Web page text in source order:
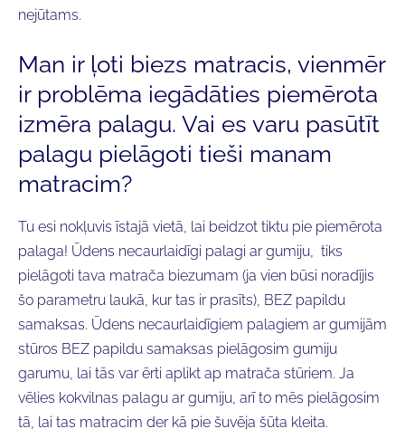
nejūtams.
Man ir ļoti biezs matracis, vienmēr
ir problēma iegādāties piemērota
izmēra palagu. Vai es varu pasūtīt
palagu pielāgoti tieši manam
matracim?
Tu esi nokļuvis īstajā vietā, lai beidzot tiktu pie piemērota
palaga! Ūdens necaurlaidīgi palagi ar gumiju, tiks
pielāgoti tava matrača biezumam (ja vien būsi noradījis
šo parametru laukā, kur tas ir prasīts), BEZ papildu
samaksas. Ūdens necaurlaidīgiem palagiem ar gumijām
stūros BEZ papildu samaksas pielāgosim gumiju
garumu, lai tās var ērti aplikt ap matrača stūriem. Ja
vēlies kokvilnas palagu ar gumiju, arī to mēs pielāgosim
tā, lai tas matracim der kā pie šuvēja šūta kleita.